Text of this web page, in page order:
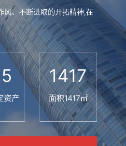
风、不断进取的开拓精神,在
资产
1417
面积1417㎡